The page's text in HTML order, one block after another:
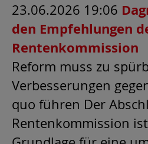
23.06.2026 19:06
den Empfehlungen
Rentenkommission
Reform muss zu
Verbesserungen
quo führen Der
Rentenkommission